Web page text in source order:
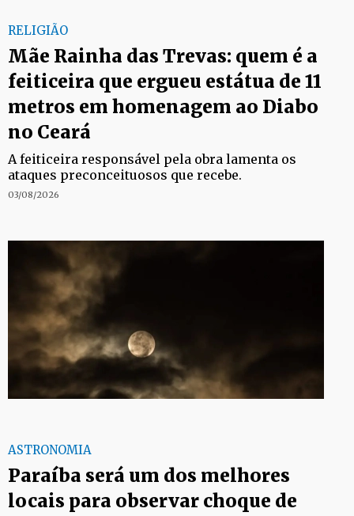
RELIGIÃO
Mãe Rainha das Trevas: quem é a
feiticeira que ergueu estátua de 11
metros em homenagem ao Diabo
no Ceará
A feiticeira responsável pela obra lamenta os
ataques preconceituosos que recebe.
03/08/2026
ASTRONOMIA
Paraíba será um dos melhores
locais para observar choque de